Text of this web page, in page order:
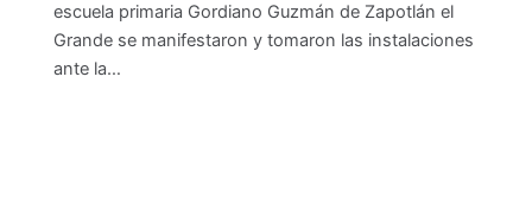
escuela primaria Gordiano Guzmán de Zapotlán el
Grande se manifestaron y tomaron las instalaciones
ante la…